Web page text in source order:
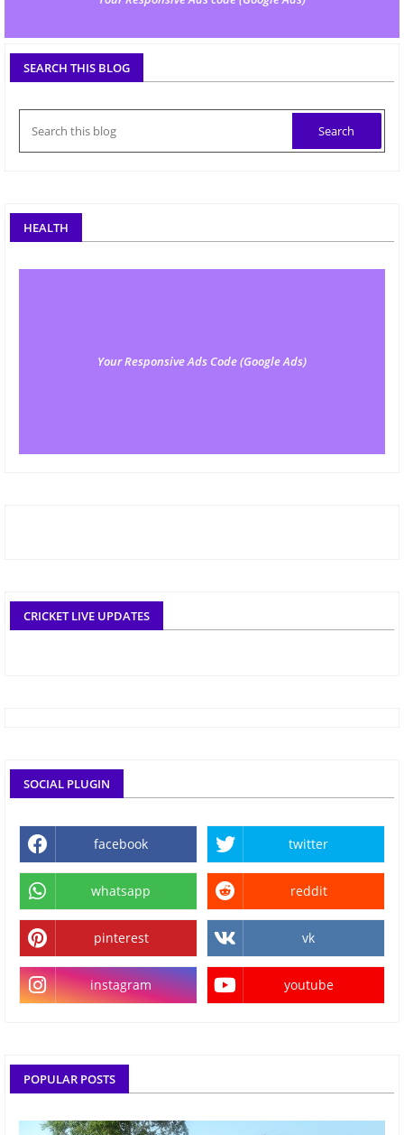
SEARCH THIS BLOG
HEALTH
Your Responsive Ads Code (Google Ads)
CRICKET LIVE UPDATES
SOCIAL PLUGIN
facebook twitter
whatsapp reddit
pinterest vk
instagram youtube
POPULAR POSTS